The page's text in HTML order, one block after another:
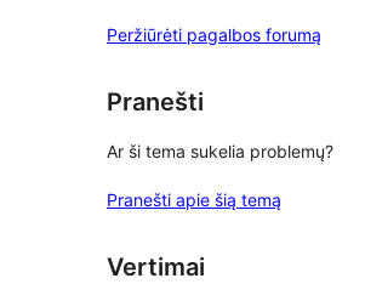
Peržiūrėti pagalbos forumą
Pranešti
Ar ši tema sukelia problemų?
Pranešti apie šią temą
Vertimai